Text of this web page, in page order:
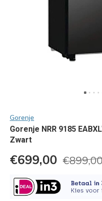
Gorenje
Gorenje NRR 9185
Zwart
€699,00